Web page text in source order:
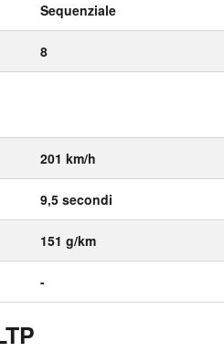
Sequenziale
8
201 km/h
9,5 secondi
151 g/km
-